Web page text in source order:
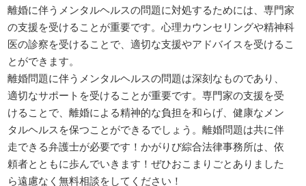
離婚に伴うメンタルヘルスの問題に対処するためには、専門家
の支援を受けることが重要です。心理カウンセリングや精神科
医の診察を受けることで、適切な支援やアドバイスを受けるこ
とができます。
離婚問題に伴うメンタルヘルスの問題は深刻なものであり、
適切なサポートを受けることが重要です。専門家の支援を受
けることで、離婚による精神的な負担を和らげ、健康なメン
タルヘルスを保つことができるでしょう。離婚問題は共に伴
走できる弁護士が必要です！かがりび綜合法律事務所は、依
頼者とともに歩んでいきます！ぜひおこまりごとありました
ら遠慮なく無料相談をしてください！